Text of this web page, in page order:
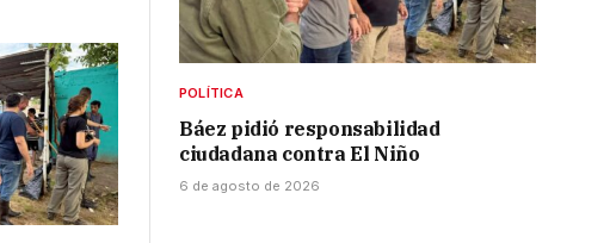
POLÍTICA
Báez pidió responsabilidad
ciudadana contra El Niño
6 de agosto de 2026